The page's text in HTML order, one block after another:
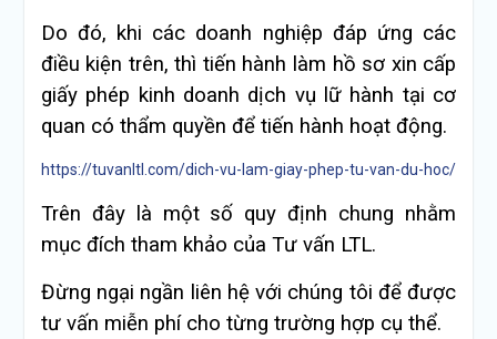
Do đó, khi các doanh nghiệp đáp ứng các
điều kiện trên, thì tiến hành làm hồ sơ xin cấp
giấy phép kinh doanh dịch vụ lữ hành tại cơ
quan có thẩm quyền để tiến hành hoạt động.
https://tuvanltl.com/dich-vu-lam-giay-phep-tu-van-du-hoc/
Trên đây là một số quy định chung nhằm
mục đích tham khảo của Tư vấn LTL.
Đừng ngại ngần liên hệ với chúng tôi để được
tư vấn miễn phí cho từng trường hợp cụ thể.